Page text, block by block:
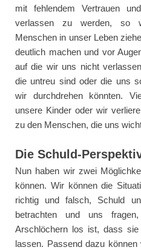
mit fehlendem Vertrauen
verlassen zu werden, so
Menschen in unser Leben
deutlich machen und vor
auf die wir uns nicht
die untreu sind oder die uns
wir durchdrehen könnten.
unsere Kinder oder wir
zu den Menschen, die uns
Die Schuld-
Nun haben wir zwei
können. Wir können die
richtig und falsch, Schuld
betrachten und uns
Arschlöchern los ist, dass
lassen. Passend dazu